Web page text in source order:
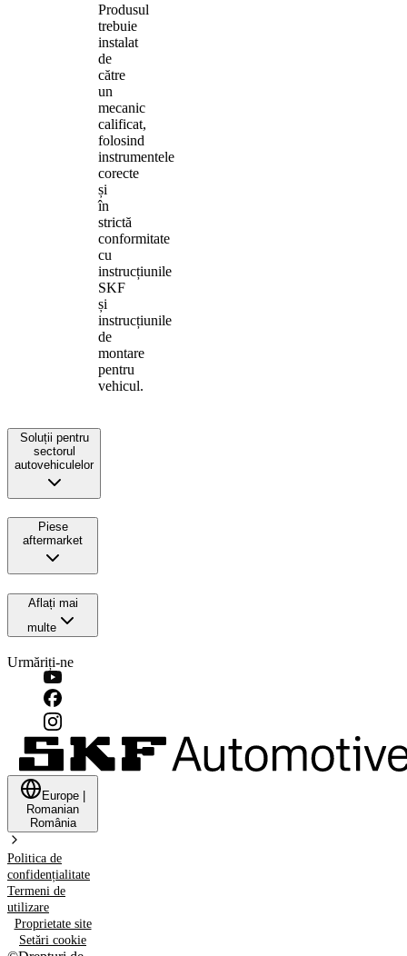
Produsul
trebuie
instalat
de
către
un
mecanic
calificat,
folosind
instrumentele
corecte
și
în
strictă
conformitate
cu
instrucțiunile
SKF
și
instrucțiunile
de
montare
pentru
vehicul.
Soluții pentru
sectorul
autovehiculelor
Piese
aftermarket
Aflați mai
multe
Urmăriți-ne
Europe
Romanian
România
Politica de
confidențialitate
Termeni de
utilizare
Proprietate site
Setări cookie